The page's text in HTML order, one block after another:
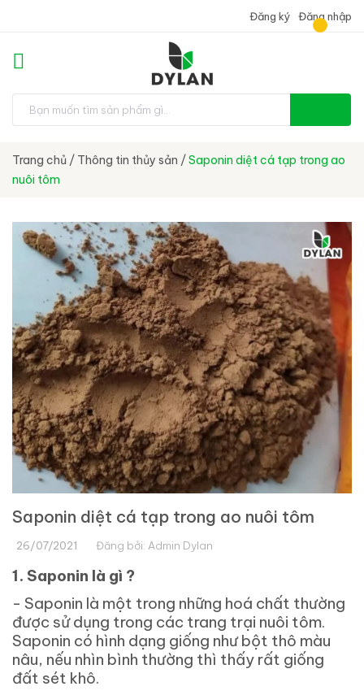
Đăng ký Đăng nhập
Trang chủ / Thông tin thủy sản /Saponin diệt cá tạp trong ao
nuôi tôm
Saponin diệt cá tạp trong ao nuôi tôm
26/07/2021 Đăng bởi: Admin Dylan
1. Saponin là gì ?
- Saponin là một trong những hoá chất thường
được sử dụng trong các trang trại nuôi tôm.
Saponin có hình dạng giống như bột thô màu
nâu, nếu nhìn bình thường thì thấy rất giống
đất sét khô.